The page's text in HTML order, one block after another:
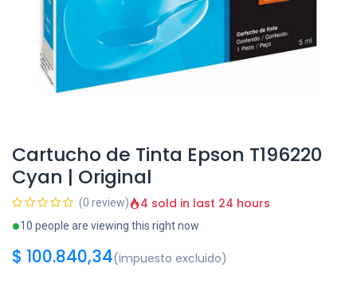
Cartucho de Tinta Epson T196220
Cyan | Original
(0 review) 4 sold in last 24 hours
10 people are viewing this right now
$ 100.840,34(impuesto excluido)